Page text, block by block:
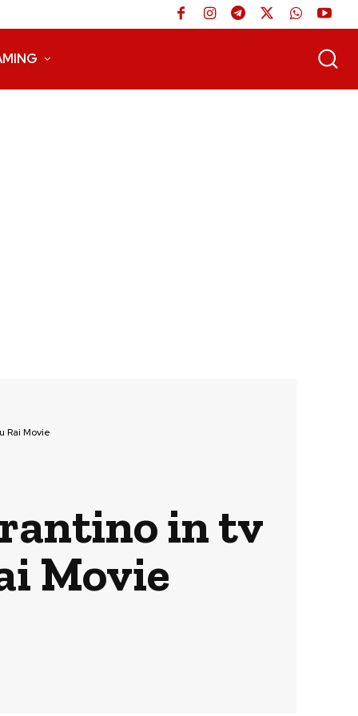
Rai Movie
in tv
Movie